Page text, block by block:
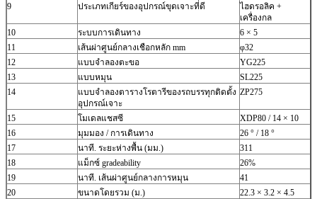
9
ประเภทเกียร์ของอุปกรณ์ขุดเจาะที่ดี
ไฮดรอลิค +
เครื่องกล
10
ระบบการเดินทาง
6 × 5
11
เส้นผ่าศูนย์กลางเชือกหลัก mm
φ32
12
แบบจำลองตะขอ
YG225
13
แบบหมุน
SL225
14
แบบจำลองตารางโรตารีของรถบรรทุกติดตั้ง
อุปกรณ์เจาะ
ZP275
15 โมเดลแชสซี
XDP80 / 14 × 10
16
มุมมอง / การเดินทาง
26 ° / 18 °
17
นาที. ระยะห่างพื้น (มม.)
311
18
แม็กซ์ gradeability
26%
19
นาที. เส้นผ่าศูนย์กลางการหมุน
41
20
ขนาดโดยรวม (ม.)
22.3 × 3.2 × 4.5